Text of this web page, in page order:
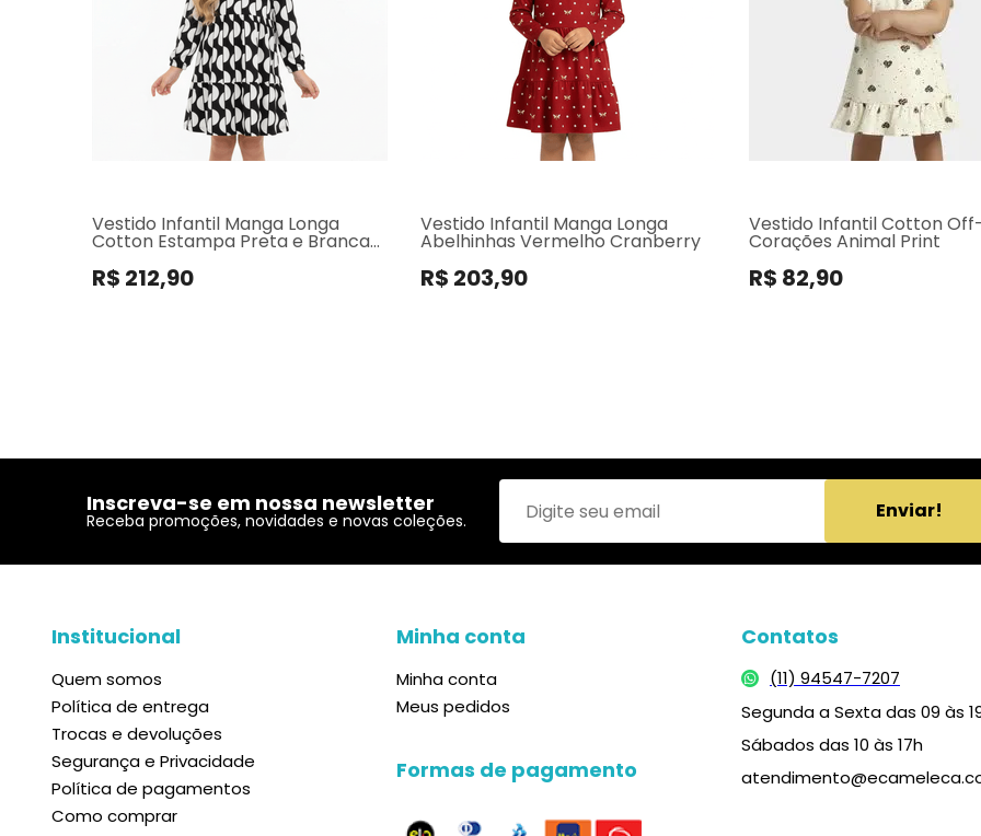
Vestido Infantil Manga Longa
Cotton Estampa Preta e Branca
R$ 212,90
Vestido Infantil Manga Longa
Abelhinhas Vermelho Cranberry
R$ 203,90
Vestido Infantil Cotton
Corações Animal Print
R$ 82,90
Inscreva-se em nossa newsletter
Receba promoções, novidades e novas coleções. Enviar!
Institucional
Quem somos
Política de entrega
Trocas e devoluções
Segurança e Privacidade
Política de pagamentos
Como comprar
Minha conta
Minha conta
Meus pedidos
Formas de pagamento
Contatos
(11) 94547-7207
Segunda a Sexta das 09 às
Sábados das 10 às 17h